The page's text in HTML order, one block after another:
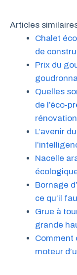
Articles
Chalet
de
Prix du
Quelles
de l’éco-
L’avenir
Nacelle
Bornage
ce qu’il
Grue à
grande
Comment
moteur